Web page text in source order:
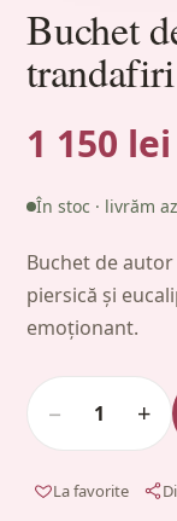
Buchet
1 150 lei
În stoc · livrăm
Buchet de
piersică și
emoționant.
− 1 +
La favorite